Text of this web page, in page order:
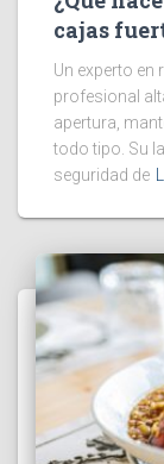
cajas
Un experto en
profesional
apertura,
todo tipo. Su
seguridad de